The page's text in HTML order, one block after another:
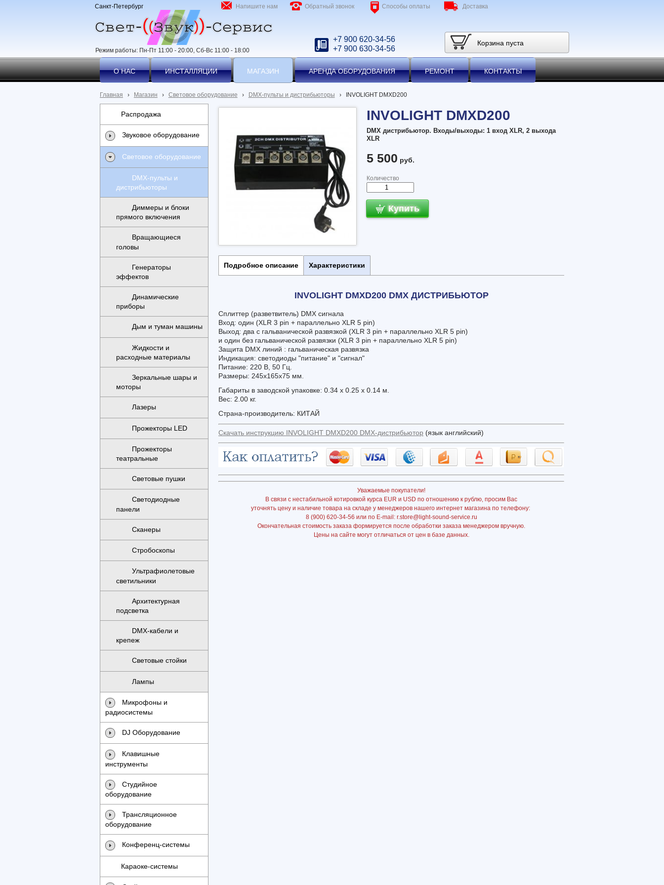
Корзина пуста
Режим работы: Пн-Пт 11:00 - 20:00, Сб-Вс 11:00 - 18:00
Обратный звонок
+7 900 630-34-56
Напишите нам
+7 900 620-34-56
Санкт-Петербург Способы оплаты Доставка
О НАС ИНСТАЛЛЯЦИИ МАГАЗИН АРЕНДА ОБОРУДОВАНИЯ РЕМОНТ КОНТАКТЫ
Главная › Магазин › Световое оборудование › DMX-пульты и дистрибьюторы › INVOLIGHT DMXD200
Распродажа
Звуковое оборудование
Световое оборудование
DMX-пульты и
дистрибьюторы
Диммеры и блоки
прямого включения
Вращающиеся
головы
Генераторы
эффектов
Динамические
приборы
Дым и туман машины
Жидкости и
расходные материалы
Зеркальные шары и
моторы
Лазеры
Прожекторы LED
Прожекторы
театральные
Световые пушки
Светодиодные
панели
Сканеры
Стробоскопы
Ультрафиолетовые
светильники
Архитектурная
подсветка
DMX-кабели и
крепеж
Световые стойки
Лампы
Микрофоны и
радиосистемы
DJ Оборудование
Клавишные
инструменты
Студийное
оборудование
Трансляционное
оборудование
Конференц-системы
Караоке-системы
INVOLIGHT DMXD200
DMX дистрибьютор. Входы/выходы: 1 вход XLR, 2 выхода
XLR
5 500 руб.
Количество
Купить
Подробное описание Характеристики
INVOLIGHT DMXD200 DMX ДИСТРИБЬЮТОР
Сплиттер (разветвитель) DMX сигнала
Вход: один (XLR 3 pin + параллельно XLR 5 pin)
Выход: два с гальванической развязкой (XLR 3 pin + параллельно XLR 5 pin)
и один без гальванической развязки (XLR 3 pin + параллельно XLR 5 pin)
Защита DMX линий : гальваническая развязка
Индикация: светодиоды "питание" и "сигнал"
Питание: 220 В, 50 Гц.
Размеры: 245х165х75 мм.
Габариты в заводской упаковке: 0.34 x 0.25 x 0.14 м.
Вес: 2.00 кг.
Страна-производитель: КИТАЙ
Скачать инструкцию INVOLIGHT DMXD200 DMX-дистрибьютор (язык английский)
Уважаемые покупатели!
В связи с нестабильной котировкой курса EUR и USD по отношению к рублю, просим Вас
уточнять цену и наличие товара на складе у менеджеров нашего интернет магазина по телефону:
8 (900) 620-34-56 или по E-mail: r.store@light-sound-service.ru
Окончательная стоимость заказа формируется после обработки заказа менеджером вручную.
Цены на сайте могут отличаться от цен в базе данных.